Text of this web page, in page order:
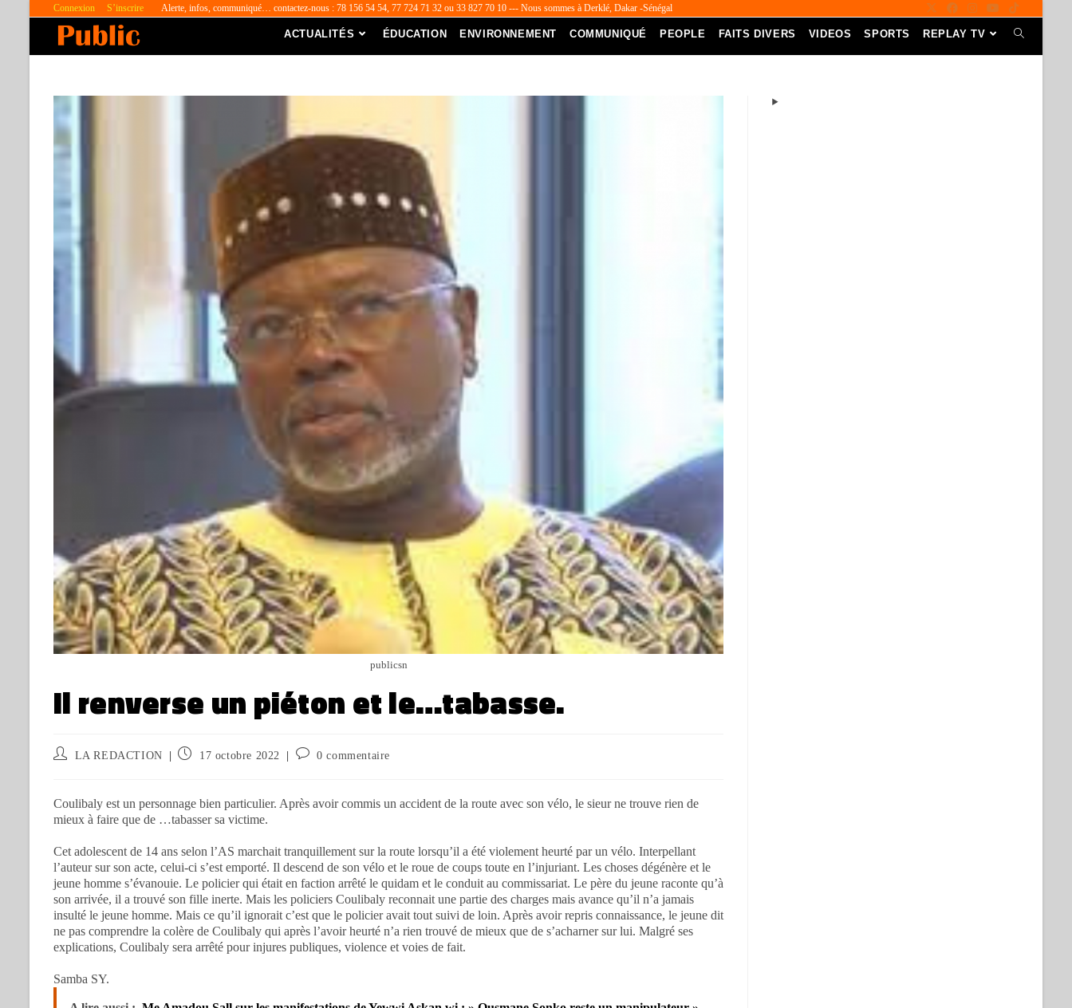
Connexion S’inscrire Alerte, infos, communiqué… contactez-nous : 78 156 54 54, 77 724 71 32 ou 33 827 70 10 --- Nous sommes à Derklé, Dakar -Sénégal
ACTUALITÉS ÉDUCATION ENVIRONNEMENT COMMUNIQUÉ PEOPLE FAITS DIVERS VIDEOS SPORTS REPLAY TV
publicsn
Il renverse un piéton et le…tabasse.
LA REDACTION 17 octobre 2022 0 commentaire
Coulibaly est un personnage bien particulier. Après avoir commis un accident de la route avec son vélo, le sieur ne trouve rien de
mieux à faire que de …tabasser sa victime.
Cet adolescent de 14 ans selon l’AS marchait tranquillement sur la route lorsqu’il a été violement heurté par un vélo. Interpellant
l’auteur sur son acte, celui-ci s’est emporté. Il descend de son vélo et le roue de coups toute en l’injuriant. Les choses dégénère et le
jeune homme s’évanouie. Le policier qui était en faction arrêté le quidam et le conduit au commissariat. Le père du jeune raconte qu’à
son arrivée, il a trouvé son fille inerte. Mais les policiers Coulibaly reconnait une partie des charges mais avance qu’il n’a jamais
insulté le jeune homme. Mais ce qu’il ignorait c’est que le policier avait tout suivi de loin. Après avoir repris connaissance, le jeune dit
ne pas comprendre la colère de Coulibaly qui après l’avoir heurté n’a rien trouvé de mieux que de s’acharner sur lui. Malgré ses
explications, Coulibaly sera arrêté pour injures publiques, violence et voies de fait.
Samba SY.